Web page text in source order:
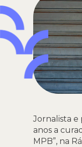
Jornalista
anos a
MPB”, na